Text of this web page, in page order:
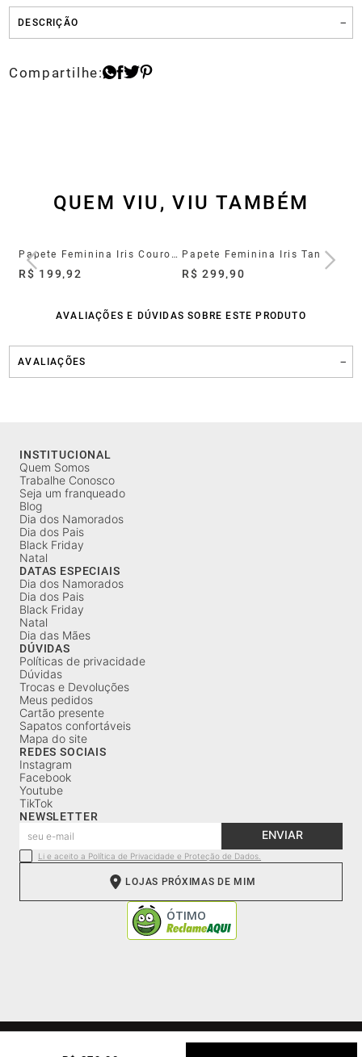
DESCRIÇÃO
QUEM VIU, VIU TAMBÉM
Papete Feminina Iris Couro Marrom
R$ 199,92
Papete Feminina Iris Tan
R$ 299,90
AVALIAÇÕES E DÚVIDAS SOBRE ESTE PRODUTO
AVALIAÇÕES
INSTITUCIONAL
Quem Somos
Trabalhe Conosco
Seja um franqueado
Blog
Dia dos Namorados
Dia dos Pais
Black Friday
Natal
DATAS ESPECIAIS
Dia dos Namorados
Dia dos Pais
Black Friday
Natal
Dia das Mães
DÚVIDAS
Políticas de privacidade
Dúvidas
Trocas e Devoluções
Meus pedidos
Cartão presente
Sapatos confortáveis
Mapa do site
REDES SOCIAIS
Instagram
Facebook
Youtube
TikTok
NEWSLETTER
ENVIAR
Li e aceito a Política de Privacidade e Proteção de Dados.
LOJAS PRÓXIMAS DE MIM